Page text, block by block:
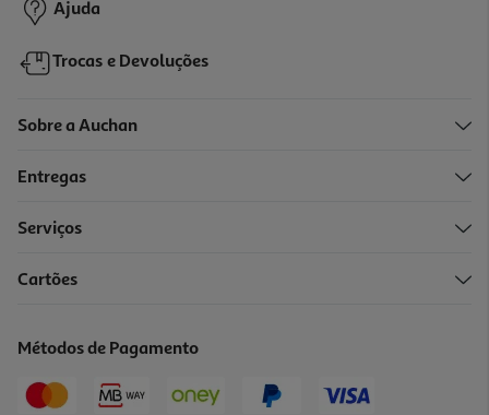
Ajuda
Trocas e Devoluções
Sobre a Auchan
Entregas
Serviços
Cartões
Métodos de Pagamento